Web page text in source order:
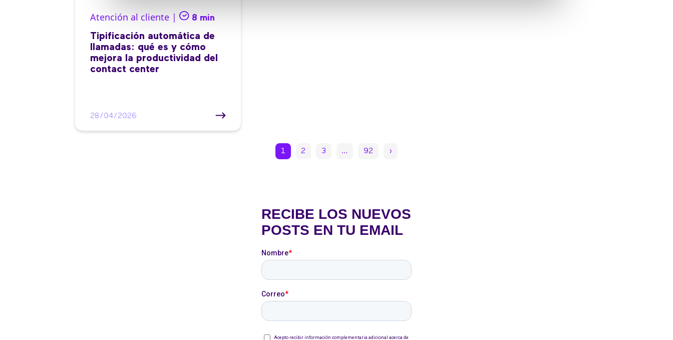
Atención al cliente | 8 min
Tipificación automática de
llamadas: qué es y cómo
mejora la productividad del
contact center
28/04/2026
1 2 3 … 92 ›